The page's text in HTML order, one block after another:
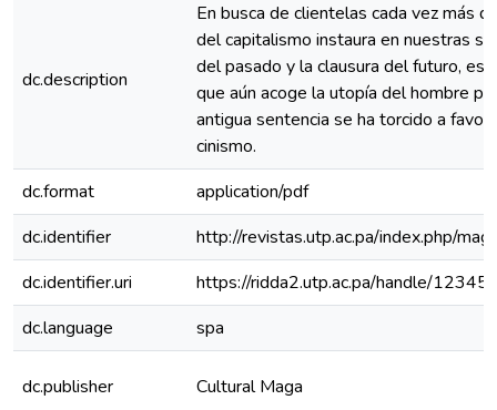
dc.description
En busca de clientelas cada vez más
del capitalismo instaura en nuestras
del pasado y la clausura del futuro,
que aún acoge la utopía del hombre
antigua sentencia se ha torcido a
cinismo.
dc.format
application/pdf
dc.identifier
http://revistas.utp.ac.pa/index.php/
dc.identifier.uri
https://ridda2.utp.ac.pa/handle/
dc.language
spa
dc.publisher Cultural Maga